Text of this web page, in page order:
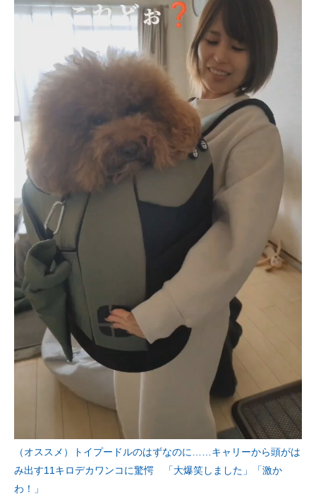
（オススメ）トイプードルのはずなのに……キャリーから頭がは
み出す11キロデカワンコに驚愕 「大爆笑しました」「激か
わ！」